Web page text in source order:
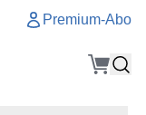
Premium-Abo